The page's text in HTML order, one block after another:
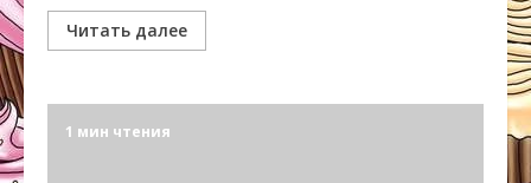
Читать далее
1 мин чтения